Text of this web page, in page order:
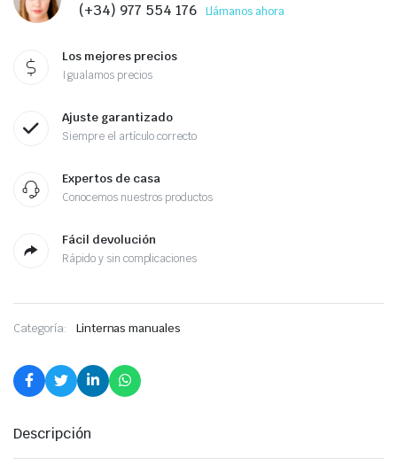
(+34) 977 554 176 Llámanos ahora
Los mejores precios
Igualamos precios
Ajuste garantizado
Siempre el artículo correcto
Expertos de casa
Conocemos nuestros productos
Fácil devolución
Rápido y sin complicaciones
Categoría: Linternas manuales
Descripción